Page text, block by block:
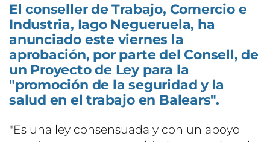
El conseller de Trabajo, Comercio e
Industria, Iago Negueruela, ha
anunciado este viernes la
aprobación, por parte del Consell, de
un Proyecto de Ley para la
"promoción de la seguridad y la
salud en el trabajo en Balears".
"Es una ley consensuada y con un apoyo